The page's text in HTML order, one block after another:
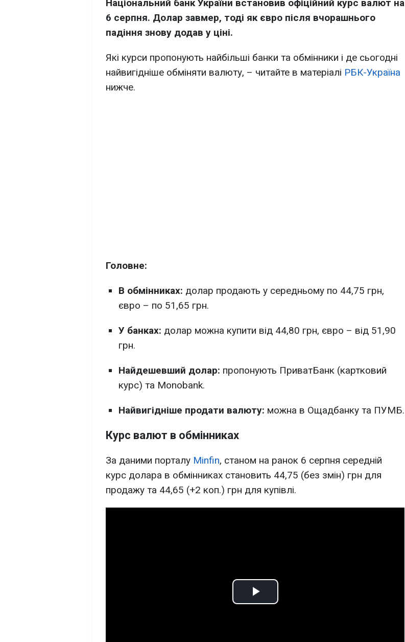
Національний банк України встановив офіційний курс валют на
6 серпня. Долар завмер, тоді як євро після вчорашнього
падіння знову додав у ціні.
Які курси пропонують найбільші банки та обмінники і де сьогодні
найвигідніше обміняти валюту, – читайте в матеріалі РБК-Україна
нижче.
Головне:
В обмінниках: долар продають у середньому по 44,75 грн,
євро – по 51,65 грн.
У банках: долар можна купити від 44,80 грн, євро – від 51,90
грн.
Найдешевший долар: пропонують ПриватБанк (картковий
курс) та Monobank.
Найвигідніше продати валюту: можна в Ощадбанку та ПУМБ.
Курс валют в обмінниках
За даними порталу Minfin, станом на ранок 6 серпня середній
курс долара в обмінниках становить 44,75 (без змін) грн для
продажу та 44,65 (+2 коп.) грн для купівлі.
Play